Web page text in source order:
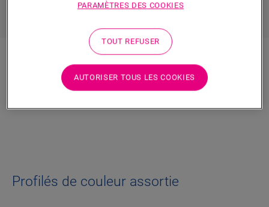
Découvrez tous nosprofilés
Profilés de couleur assortie
PARAMÈTRES DES COOKIES
TOUT REFUSER
AUTORISER TOUS LES COOKIES